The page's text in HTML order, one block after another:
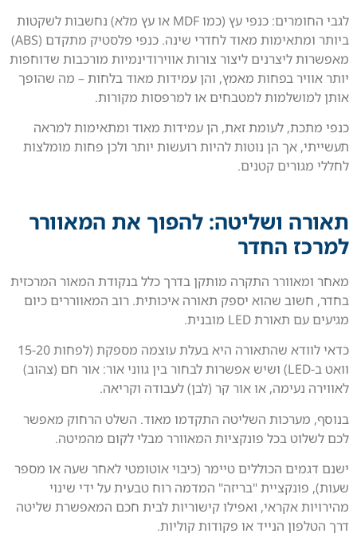
לגבי החומרים: כנפי עץ (כמו MDF או עץ מלא) נחשבות לשקטות
ביותר ומתאימות מאוד לחדרי שינה. כנפי פלסטיק מתקדם (ABS)
מאפשרות ליצרנים ליצור צורות אווירודינמיות מורכבות שדוחפות
יותר אוויר בפחות מאמץ, והן עמידות מאוד בלחות – מה שהופך
אותן למושלמות למטבחים או למרפסות מקורות.
כנפי מתכת, לעומת זאת, הן עמידות מאוד ומתאימות למראה
תעשייתי, אך הן נוטות להיות רועשות יותר ולכן פחות מומלצות
לחללי מגורים קטנים.
תאורה ושליטה: להפוך את המאוורר
למרכז החדר
מאחר ומאוורר התקרה מותקן בדרך כלל בנקודת המאור המרכזית
בחדר, חשוב שהוא יספק תאורה איכותית. רוב המאווררים כיום
מגיעים עם תאורת LED מובנית.
כדאי לוודא שהתאורה היא בעלת עוצמה מספקת (לפחות 15-20
וואט ב-LED) ושיש אפשרות לבחור בין גווני אור: אור חם (צהוב)
לאווירה נעימה, או אור קר (לבן) לעבודה וקריאה.
בנוסף, מערכות השליטה התקדמו מאוד. השלט הרחוק מאפשר
לכם לשלוט בכל פונקציות המאוורר מבלי לקום מהמיטה.
ישנם דגמים הכוללים טיימר (כיבוי אוטומטי לאחר שעה או מספר
שעות), פונקציית "בריזה" המדמה רוח טבעית על ידי שינוי
מהירויות אקראי, ואפילו קישוריות לבית חכם המאפשרת שליטה
דרך הטלפון הנייד או פקודות קוליות.